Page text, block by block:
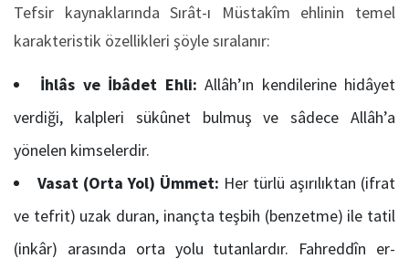
Tefsir kaynaklarında Sırât-ı Müstakîm ehlinin temel
karakteristik özellikleri şöyle sıralanır:
İhlâs ve İbâdet Ehli: Allâh’ın kendilerine hidâyet
verdiği, kalpleri sükûnet bulmuş ve sâdece Allâh’a
yönelen kimselerdir.
Vasat (Orta Yol) Ümmet: Her türlü aşırılıktan (ifrat
ve tefrit) uzak duran, inançta teşbih (benzetme) ile tatil
(inkâr) arasında orta yolu tutanlardır. Fahreddîn er-